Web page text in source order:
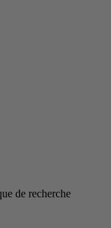
de recherche